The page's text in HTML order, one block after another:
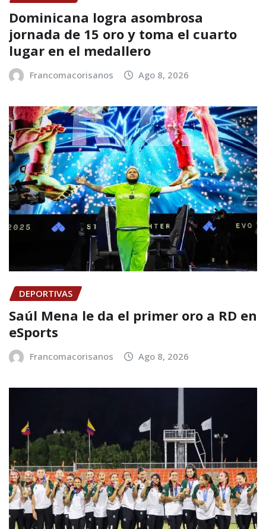
Dominicana logra asombrosa
jornada de 15 oro y toma el cuarto
lugar en el medallero
Francomacorisanos Ago 8, 2026
DEPORTIVAS
Saúl Mena le da el primer oro a RD en
eSports
Francomacorisanos Ago 8, 2026